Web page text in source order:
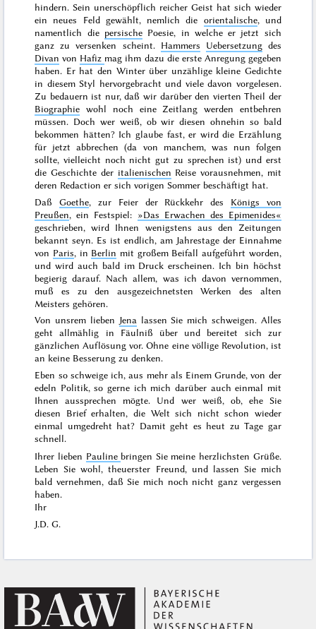
hindern. Sein unerschöpflich reicher Geist hat sich wieder
ein neues Feld gewählt, nemlich die orientalische, und
namentlich die persischePoesie, in welche er jetzt sich
ganz zu versenken scheint. Hammers Uebersetzungdes
Divan von Hafiz mag ihm dazu die erste Anregung gegeben
haben. Er hat den Winter über unzählige kleine Gedichte
in diesem Styl hervorgebracht und viele davon vorgelesen.
Zu bedauern ist nur, daß wir darüber den vierten Theil der
Biographie wohl noch eine Zeitlang werden entbehren
müssen. Doch wer weiß, ob wir diesen ohnehin so bald
bekommen hätten? Ich glaube fast, er wird die Erzählung
für jetztabbrechen (da von manchem, was nun folgen
sollte, vielleicht noch nicht gut zu sprechen ist) und erst
die Geschichte der italienischen Reise vorausnehmen, mit
deren Redaction er sich vorigen Sommer beschäftigt hat.
DaßGoethe, zur Feier der Rückkehr des Königs von
Preußen, ein Festspiel: »Das Erwachen des Epimenides«
geschrieben, wird Ihnen wenigstens aus den Zeitungen
bekannt seyn. Es ist endlich, am Jahrestageder Einnahme
von Paris, in Berlin mit großem Beifall aufgeführt worden,
und wird auch bald im Druck erscheinen. Ich bin höchst
begierig darauf. Nach allem, was ich davon vernommen,
muß es zu den ausgezeichnetsten Werken des alten
Meisters gehören.
Von unsrem lieben Jenalassen Sie mich schweigen. Alles
geht allmählig in Fäulniß über und bereitet sich zur
gänzlichen Auflösung vor. Ohne eine völlige Revolution, ist
an keine Besserung zu denken.
Eben so schweige ich, aus mehr als Einem Grunde, von der
edeln Politik, so gerne ich mich darüber auch einmal mit
Ihnen aussprechen mögte. Und wer weiß, ob, ehe Sie
diesen Brief erhalten, die Welt sich nicht schon wieder
einmal umgedreht hat? Damit geht es heut zu Tage gar
schnell.
Ihrer lieben Pauline bringen Sie meine herzlichsten Grüße.
Leben Sie wohl, theuerster Freund, und lassen Sie mich
bald vernehmen, daß Sie mich noch nicht ganz vergessen
haben.
Ihr
J.D. G.